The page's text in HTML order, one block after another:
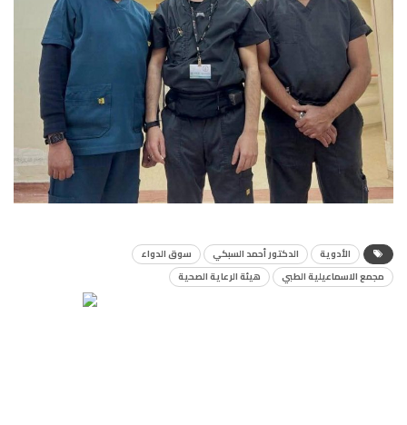
الأدوية الدكتور أحمد السبكي
سوق الدواء
مجمع الاسماعيلية الطبي
هيئة الرعاية الصحية